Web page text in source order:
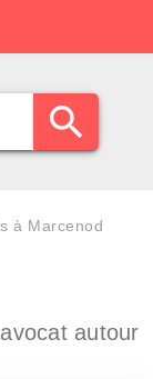
à Marcenod
autour